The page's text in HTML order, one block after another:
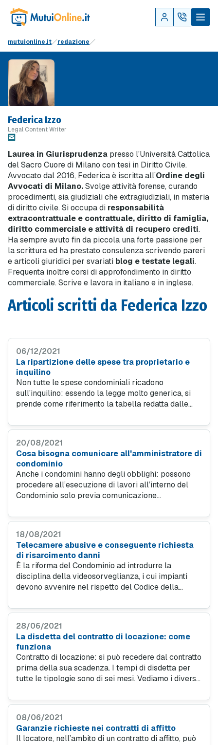
mutuionline.it redazione
Federica Izzo
Legal Content Writer
Laurea in Giurisprudenza presso l’Università Cattolica
del Sacro Cuore di Milano con tesi in Diritto Civile.
Avvocato dal 2016, Federica è iscritta all’Ordine degli
Avvocati di Milano.Svolge attività forense, curando
procedimenti, sia giudiziali che extragiudiziali, in materia
di diritto civile. Si occupa di responsabilità
extracontrattuale e contrattuale, diritto di famiglia,
diritto commerciale e attività di recupero crediti.
Ha sempre avuto fin da piccola una forte passione per
la scrittura ed ha prestato consulenza scrivendo pareri
e articoli giuridici per svariati blog e testate legali.
Frequenta inoltre corsi di approfondimento in diritto
commerciale. Scrive e lavora in italiano e in inglese.
Articoli scritti da Federica Izzo
06/12/2021
La ripartizione delle spese tra proprietario e
inquilino
Non tutte le spese condominiali ricadono
sull’inquilino: essendo la legge molto generica, si
prende come riferimento la tabella redatta dalle
sia degli inquilini.
20/08/2021
Cosa bisogna comunicare all'amministratore di
condominio
Anche i condomini hanno degli obblighi: possono
procedere all’esecuzione di lavori all’interno del
Condominio solo previa comunicazione
condomini devono dare preventiva comunicazione.
18/08/2021
Telecamere abusive e conseguente richiesta
di risarcimento danni
È la riforma del Condominio ad introdurre la
disciplina della videosorveglianza, i cui impianti
devono avvenire nel rispetto del Codice della
di colui che decide di installare le telecamere.
28/06/2021
La disdetta del contratto di locazione: come
funziona
Contratto di locazione: si può recedere dal contratto
prima della sua scadenza. I tempi di disdetta per
tutte le tipologie sono di sei mesi. Vediamo i diversi
conduttore e da parte del locatore.
08/06/2021
Garanzie richieste nei contratti di affitto
Il locatore, nell’ambito di un contratto di affitto, può